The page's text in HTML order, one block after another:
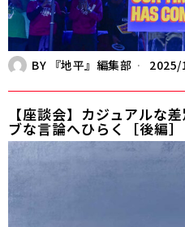
BY 『地平』編集部 2025/
【座談会】カジュアルな
ブな言論へひらく［後編］